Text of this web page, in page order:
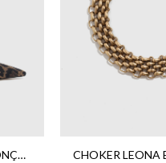
SCARPIN SLINGBACK ONÇA JACQUARD BO.BÔ FEMININO